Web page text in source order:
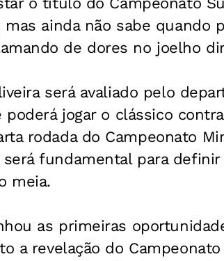
ainda não sabe quando
de dores no joelho
será avaliado pelo
jogar o clássico
rodada do Campeonato
fundamental para
meia.
as primeiras
a revelação do